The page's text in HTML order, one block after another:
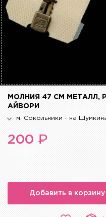
МОЛНИЯ 47 СМ МЕТАЛЛ,
АЙВОРИ
м. Сокольники - на
200 ₽
Добавить в корзину